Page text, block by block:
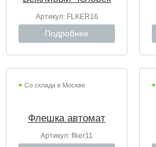
Артикул: FLKER16
Подробнее
Со склада в Москве
Флешка автомат
Артикул: flker11